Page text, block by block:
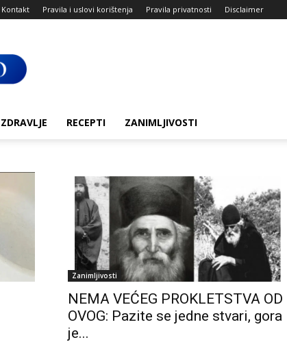
Kontakt Pravila i uslovi korištenja Pravila privatnosti Disclaimer
ZDRAVLJE RECEPTI ZANIMLJIVOSTI
Zanimljivosti
NEMA VEĆEG PROKLETSTVA OD
OVOG: Pazite se jedne stvari, gora
je...